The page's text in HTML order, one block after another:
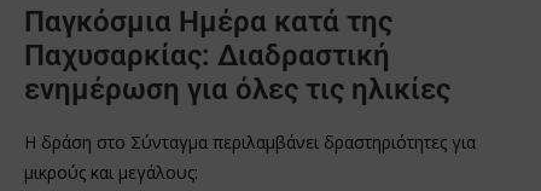
Παγκόσμια Ημέρα κατά της
Παχυσαρκίας: Διαδραστική
ενημέρωση για όλες τις ηλικίες
Η δράση στο Σύνταγμα περιλαμβάνει δραστηριότητες για
μικρούς και μεγάλους: